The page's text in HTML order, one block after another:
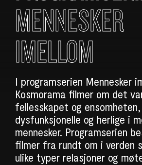
MENNESKER
IMELLOM
I programserien Mennesker
Kosmorama filmer om det
fellesskapet og
dysfunksjonelle og herlige i
mennesker. Programserien
filmer fra rundt om i verden
ulike typer relasjoner og